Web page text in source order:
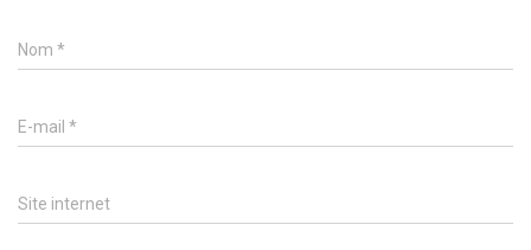
Nom *
E-mail *
Site internet